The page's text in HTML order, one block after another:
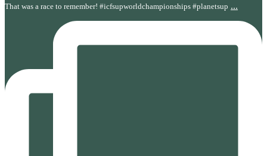
That was a race to remember! #icfsupworldchampionships #planetsup ...